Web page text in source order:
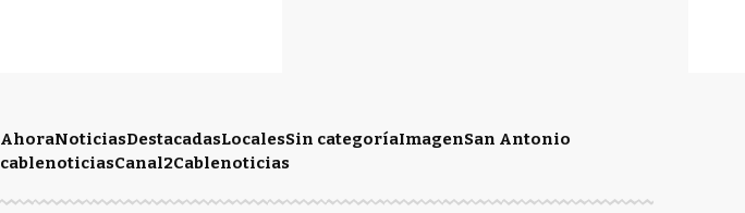
AhoraNoticiasDestacadasLocalesSin categoríaImagenSan Antonio
cablenoticiasCanal2Cablenoticias